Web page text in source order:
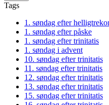
Tags
1. søndag efter
1. søndag efter påske
1. søndag efter trinitatis
1. søndag i advent
10. søndag efter trinitatis
11. søndag efter trinitatis
12. søndag efter trinitatis
13. søndag efter trinitatis
15. søndag efter trinitatis